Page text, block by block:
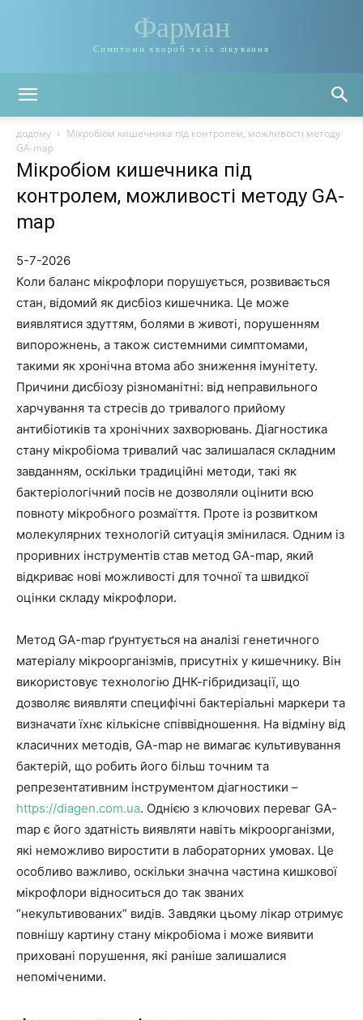
Фарман
Симптоми хвороб та їх лікування
додому
Мікробіом кишечника під контролем, можливості методу
GA-map
Мікробіом кишечника під
контролем, можливості методу GA-
map
5-7-2026
Коли баланс мікрофлори порушується, розвивається
стан, відомий як дисбіоз кишечника. Це може
виявлятися здуттям, болями в животі, порушенням
випорожнень, а також системними симптомами,
такими як хронічна втома або зниження імунітету.
Причини дисбіозу різноманітні: від неправильного
харчування та стресів до тривалого прийому
антибіотиків та хронічних захворювань. Діагностика
стану мікробіома тривалий час залишалася складним
завданням, оскільки традиційні методи, такі як
бактеріологічний посів не дозволяли оцінити всю
повноту мікробного розмаїття. Проте із розвитком
молекулярних технологій ситуація змінилася. Одним із
проривних інструментів став метод GA-map, який
відкриває нові можливості для точної та швидкої
оцінки складу мікрофлори.
Метод GA-map ґрунтується на аналізі генетичного
матеріалу мікроорганізмів, присутніх у кишечнику. Він
використовує технологію ДНК-гібридизації, що
дозволяє виявляти специфічні бактеріальні маркери та
визначати їхнє кількісне співвідношення. На відміну від
класичних методів, GA-map не вимагає культивування
бактерій, що робить його більш точним та
репрезентативним інструментом діагностики –
https://diagen.com.ua. Однією з ключових переваг GA-
map є його здатність виявляти навіть мікроорганізми,
які неможливо виростити в лабораторних умовах. Це
особливо важливо, оскільки значна частина кишкової
мікрофлори відноситься до так званих
“некультивованих” видів. Завдяки цьому лікар отримує
повнішу картину стану мікробіома і може виявити
приховані порушення, які раніше залишалися
непоміченими.